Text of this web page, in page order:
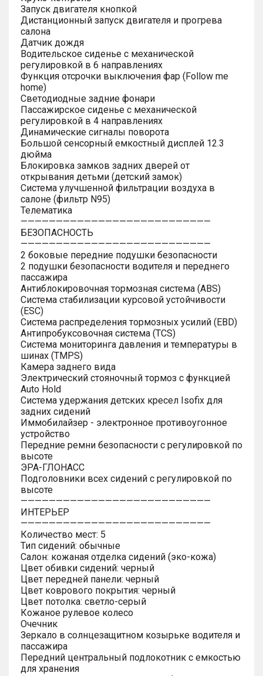
Запуск двигателя кнопкой
Дистанционный запуск двигателя и прогрева
салона
Датчик дождя
Водительское сиденье с механической
регулировкой в 6 направлениях
Функция отсрочки выключения фар (Follow me
home)
Светодиодные задние фонари
Пассажирское сиденье с механической
регулировкой в 4 направлениях
Динамические сигналы поворота
Большой сенсорный емкостный дисплей 12.3
дюйма
Блокировка замков задних дверей от
открывания детьми (детский замок)
Система улучшенной фильтрации воздуха в
салоне (фильтр N95)
Телематика
———————————————————————————
БЕЗОПАСНОСТЬ
———————————————————————————
2 боковые передние подушки безопасности
2 подушки безопасности водителя и переднего
пассажира
Антиблокировочная тормозная система (ABS)
Система стабилизации курсовой устойчивости
(ESC)
Система распределения тормозных усилий (EBD)
Антипробуксовочная система (TCS)
Система мониторинга давления и температуры в
шинах (TMPS)
Камера заднего вида
Электрический стояночный тормоз с функцией
Auto Hold
Система удержания детских кресел Isofix для
задних сидений
Иммобилайзер - электронное противоугонное
устройство
Передние ремни безопасности с регулировкой по
высоте
ЭРА-ГЛОНАСС
Подголовники всех сидений с регулировкой по
высоте
———————————————————————————
ИНТЕРЬЕР
———————————————————————————
Количество мест: 5
Тип сидений: обычные
Салон: кожаная отделка сидений (эко-кожа)
Цвет обивки сидений: черный
Цвет передней панели: черный
Цвет коврового покрытия: черный
Цвет потолка: светло-серый
Кожаное рулевое колесо
Очечник
Зеркало в солнцезащитном козырьке водителя и
пассажира
Передний центральный подлокотник с емкостью
для хранения